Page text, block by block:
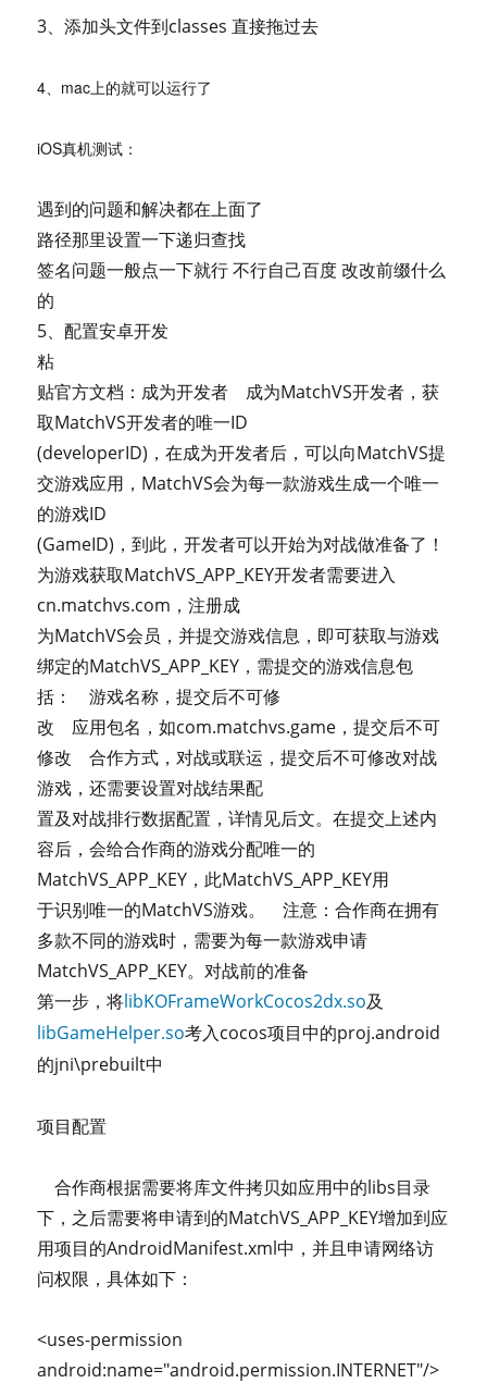
3、添加头文件到classes 直接拖过去
4、mac上的就可以运行了
iOS真机测试：
遇到的问题和解决都在上面了
路径那里设置一下递归查找
签名问题一般点一下就行 不行自己百度 改改前缀什么
的
5、配置安卓开发
粘
贴官方文档：成为开发者 成为MatchVS开发者，获
取MatchVS开发者的唯一ID
(developerID)，在成为开发者后，可以向MatchVS提
交游戏应用，MatchVS会为每一款游戏生成一个唯一
的游戏ID
(GameID)，到此，开发者可以开始为对战做准备了！
为游戏获取MatchVS_APP_KEY开发者需要进入
cn.matchvs.com，注册成
为MatchVS会员，并提交游戏信息，即可获取与游戏
绑定的MatchVS_APP_KEY，需提交的游戏信息包
括： 游戏名称，提交后不可修
改 应用包名，如com.matchvs.game，提交后不可
修改 合作方式，对战或联运，提交后不可修改对战
游戏，还需要设置对战结果配
置及对战排行数据配置，详情见后文。在提交上述内
容后，会给合作商的游戏分配唯一的
MatchVS_APP_KEY，此MatchVS_APP_KEY用
于识别唯一的MatchVS游戏。 注意：合作商在拥有
多款不同的游戏时，需要为每一款游戏申请
MatchVS_APP_KEY。对战前的准备
第一步，将libKOFrameWorkCocos2dx.so及
libGameHelper.so考入 cocos项目中的proj.android
的jni\prebuilt中
项目配置
合作商根据需要将库文件拷贝如应用中的libs目录
下，之后需要将申请到的MatchVS_APP_KEY增加到应
用项目的AndroidManifest.xml中，并且申请网络访
问权限，具体如下：
<uses-permission
android:name="android.permission.INTERNET"/>